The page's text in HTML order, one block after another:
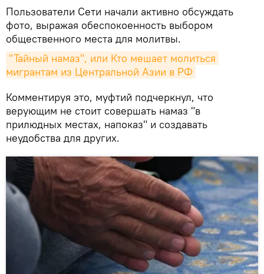
Пользователи Сети начали активно обсуждать
фото, выражая обеспокоенность выбором
общественного места для молитвы.
"Тайный намаз", или Кто мешает молиться
мигрантам из Центральной Азии в РФ
Комментируя это, муфтий подчеркнул, что
верующим не стоит совершать намаз "в
прилюдных местах, напоказ" и создавать
неудобства для других.